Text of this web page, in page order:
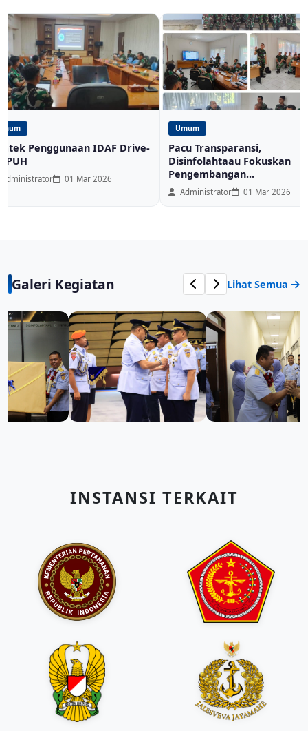
Penggunaan IDAF Drive-
Administrator 01 Mar 2026
Umum
Pacu Transparansi,
Disinfolahtaau Fokuskan
Pengembangan...
Administrator 01 Mar 2026
Galeri Kegiatan Lihat Semua
INSTANSI TERKAIT